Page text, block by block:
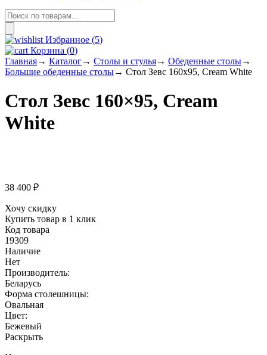
Поиск
товаров
Избранное (5)
Корзина (0)
Главная→ Каталог→ Столы и стулья→ Обеденные столы→
Большие обеденные столы→ Стол Зевс 160x95, Cream White
Стол Зевс 160×95, Cream
White
38 400 ₽
Хочу скидку
Купить товар в 1 клик
Код товара
19309
Наличие
Нет
Производитель:
Беларусь
Форма столешницы:
Овальная
Цвет:
Бежевый
Раскрыть